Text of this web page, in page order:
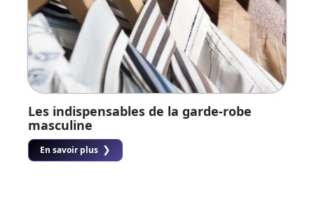
Les indispensables de la garde-robe
masculine
En savoir plus